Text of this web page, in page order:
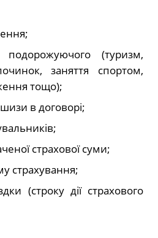
(туризм,
заняття спортом,
тощо);
в договорі;
страхової суми;
страхування;
(строку дії страхового